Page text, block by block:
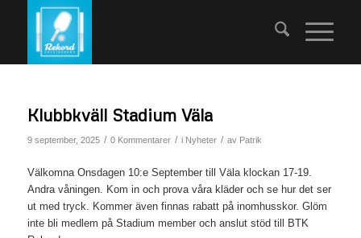
Klubbkväll Stadium Väla
9 september, 2025 / 0 Kommentarer / i Nyheter / av Patrik
Välkomna Onsdagen 10:e September till Väla klockan 17-19.
Andra våningen. Kom in och prova våra kläder och se hur det ser
ut med tryck. Kommer även finnas rabatt på inomhusskor. Glöm
inte bli medlem på Stadium member och anslut stöd till BTK